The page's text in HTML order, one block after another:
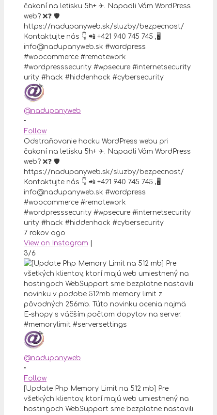
@nadupanyweb
•
Follow
Odstraňovanie hacku WordPress webu pri
čakaní na letisku 5h+ ✈. Napadli Vám WordPress
web? ❌❓ 🛡️
https://nadupanyweb.sk/sluzby/bezpecnost/
Kontaktujte nás 👇 📲 +421 940 745 745 ,🖥
info@nadupanyweb.sk #wordpress
#woocommerce #remotework
#wordpresssecurity #wpsecure #internetsecurity
urity #hack #hiddenhack #cybersecurity
7 rokov ago
View on Instagram
3/6
@nadupanyweb
•
Follow
[Update Php Memory Limit na 512 mb] Pre
všetkých klientov, ktorí majú web umiestnený na
hostingoch WebSupport sme bezplatne nastavili